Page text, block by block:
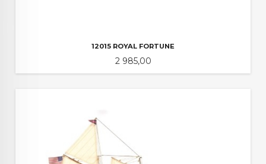
12015 ROYAL FORTUNE
Pris
2 985,00